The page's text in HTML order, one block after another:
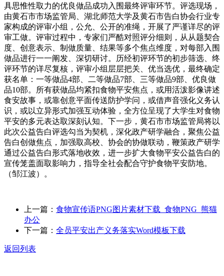
具思惟性取力的优良做品成功入围最终评审环节。评选现场，
由黄石市市场监管局、湖北师范大学及黄石市告白协会行业专
家构成的评审小组，公允、公开的准绳，开展了严谨详尽的评
审工做。评审过程中，专家们严酷对照评分细则，从从题契合
度、创意表示、制做质量、结果等多个焦点维度，对每部入围
做品进行一一阐发、深切研讨。历经初评环节的初步筛选、终
评环节的详尽复核，评审小组层层把关、优当选优，最终确定
获名单：一等做品4部、二等做品7部、三等做品9部、优良做
品10部。所有获做品均紧扣食物平安焦点，或用活泼影像讲述
食安故事，或靠创意平面传送防护学问，或借声音强化义务认
识，或以立异形式加强互动体验，全方位呈现了大学生对食物
平安的多元表达取深刻认知。下一步，黄石市市场监管局将以
此次公益告白评选勾当为契机，深化政产研学融合，聚焦公益
告白创做焦点，加强取高校、协会的协做联动，鞭策政产研学
通过公益告白形式落地收效，进一步扩大食物平安公益告白的
宣传笼盖面取影响力，指导全社会配合守护食物平安防地。
（邹江波）。
上一篇： 食物宣传语PNG图片素材下载_食物PNG_熊猫
办公
下一篇： 全员平安出产义务落实Word模板下载
返回列表